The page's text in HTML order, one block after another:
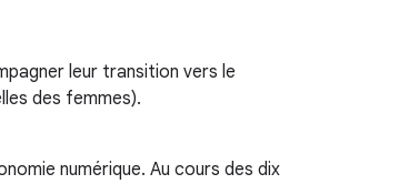
leur transition vers le
des femmes).
numérique. Au cours des dix